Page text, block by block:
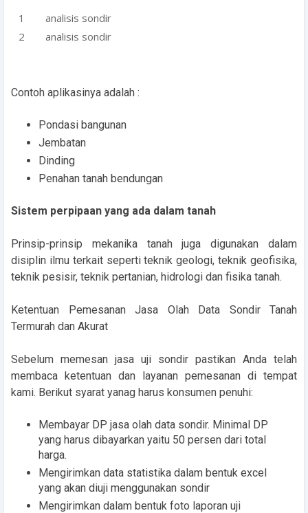
analisis sondir
analisis sondir
Contoh aplikasinya adalah :
Pondasi bangunan
Jembatan
Dinding
Penahan tanah bendungan
Sistem perpipaan yang ada dalam tanah
Prinsip-prinsip mekanika tanah juga digunakan dalam
disiplin ilmu terkait seperti teknik geologi, teknik geofisika,
teknik pesisir, teknik pertanian, hidrologi dan fisika tanah.
Ketentuan Pemesanan Jasa Olah Data Sondir Tanah
Termurah dan Akurat
Sebelum memesan jasa uji sondir pastikan Anda telah
membaca ketentuan dan layanan pemesanan di tempat
kami. Berikut syarat yanag harus konsumen penuhi:
Membayar DP jasa olah data sondir. Minimal DP
yang harus dibayarkan yaitu 50 persen dari total
harga.
Mengirimkan data statistika dalam bentuk excel
yang akan diuji menggunakan sondir
Mengirimkan dalam bentuk foto laporan uji